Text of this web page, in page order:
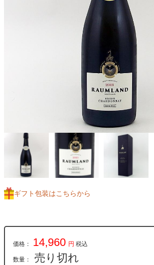
ギフト包装はこちらから
価格： 14,960 円 税込
数量： 売り切れ